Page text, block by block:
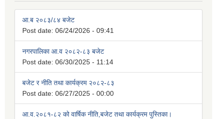
आ.ब २०८३/८४ बजेट
Post date: 06/24/2026 - 09:41
नगरपालिका आ.व २०८२-८३ बजेट
Post date: 06/30/2025 - 11:14
बजेट र नीति तथा कार्यक्रम २०८२-८३
Post date: 06/27/2025 - 00:00
आ.व.२०८१-८२ को वार्षिक नीति,बजेट तथा कार्यक्रम पुस्तिका।